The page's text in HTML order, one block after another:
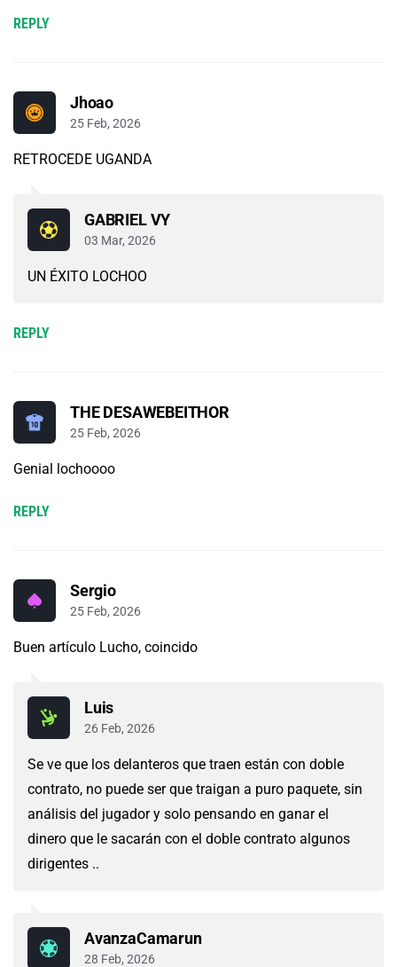
REPLY
Jhoao
25 Feb, 2026
RETROCEDE UGANDA
REPLY
GABRIEL VY
03 Mar, 2026
UN ÉXITO LOCHOO
THE DESAWEBEITHOR
25 Feb, 2026
Genial lochoooo
REPLY
Sergio
25 Feb, 2026
Buen artículo Lucho, coincido
Luis
26 Feb, 2026
Se ve que los delanteros que traen están con doble
contrato, no puede ser que traigan a puro paquete, sin
análisis del jugador y solo pensando en ganar el
dinero que le sacarán con el doble contrato algunos
dirigentes ..
AvanzaCamarun
28 Feb, 2026